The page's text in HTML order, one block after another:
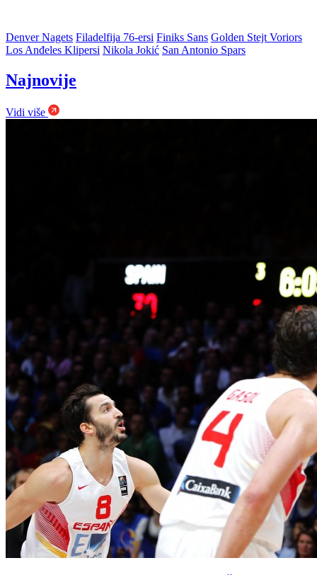
Denver Nagets Filadelfija 76-ersi Finiks Sans Golden Stejt Voriors
Los Anđeles Klipersi Nikola Jokić San Antonio Spars
Najnovije
Vidi više